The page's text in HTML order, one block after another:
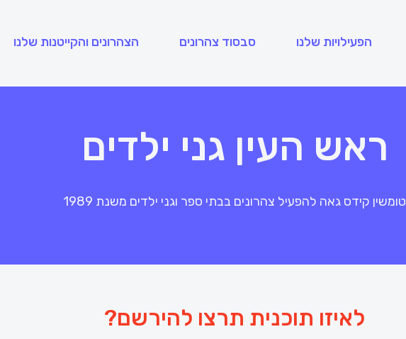
הפעילויות שלנו סבסוד צהרונים הצהרונים והקייטנות שלנו
ראש העין גני ילדים
טומשין קידס גאה להפעיל צהרונים בבתי ספר וגני ילדים משנת 1989
לאיזו תוכנית תרצו להירשם?